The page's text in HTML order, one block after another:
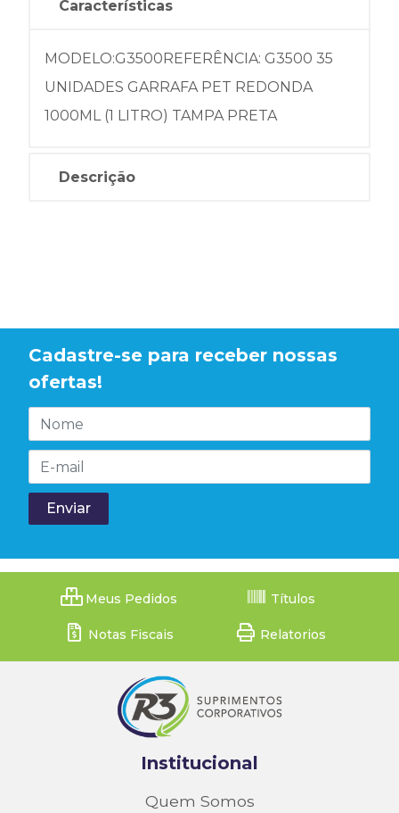
Características
MODELO:G3500REFERÊNCIA: G3500 35
UNIDADES GARRAFA PET REDONDA
1000ML (1 LITRO) TAMPA PRETA
Descrição
Cadastre-se para receber nossas
ofertas!
Meus Pedidos Títulos
Notas Fiscais Relatorios
Institucional
Quem Somos